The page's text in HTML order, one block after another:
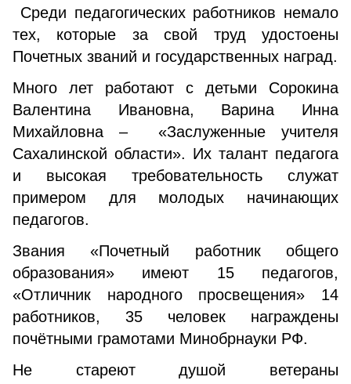
Среди педагогических работников немало
тех, которые за свой труд удостоены
Почетных званий и государственных наград.
Много лет работают с детьми Сорокина
Валентина Ивановна, Варина Инна
Михайловна – «Заслуженные учителя
Сахалинской области». Их талант педагога
и высокая требовательность служат
примером для молодых начинающих
педагогов.
Звания «Почетный работник общего
образования» имеют 15 педагогов,
«Отличник народного просвещения» 14
работников, 35 человек награждены
почётными грамотами Минобрнауки РФ.
Не стареют душой ветераны